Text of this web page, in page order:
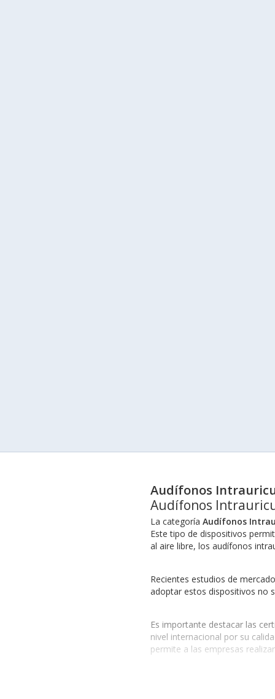
Audífonos
Audífonos
La categoría Audífonos
Este tipo de dispositivos
al aire libre, los audífonos
Recientes estudios de
adoptar estos dispositivos no
Es importante destacar las
nivel internacional por su
permite a las empresas